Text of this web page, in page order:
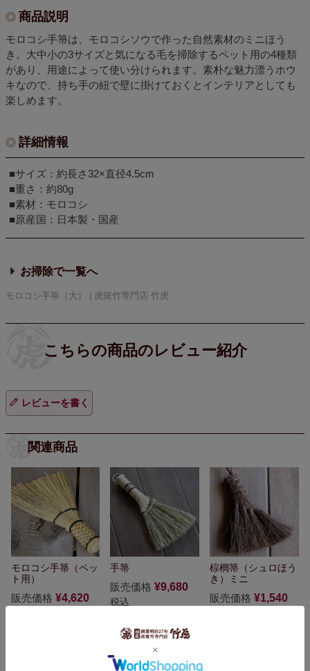
商品説明
モロコシ手箒は、モロコシソウで作った自然素材のミニほう
き。大中小の3サイズと気になる毛を掃除するペット用の4種類
があり、用途によって使い分けられます。素朴な魅力漂うホウ
キなので、持ち手の紐で壁に掛けておくとインテリアとしても
楽しめます。
詳細情報
■サイズ：約長さ32×直径4.5cm
■重さ：約80g
■素材：モロコシ
■原産国：日本製・国産
お掃除で
モロコシ手箒（大） | 虎斑竹専門店 竹虎
レビューを書く
関連商品
モロコシ手箒（ペッ
ト用）
販売価格 ¥4,620
手箒
販売価格 ¥9,680
税込
棕櫚箒（シュロほう
き）ミニ
販売価格 ¥1,540